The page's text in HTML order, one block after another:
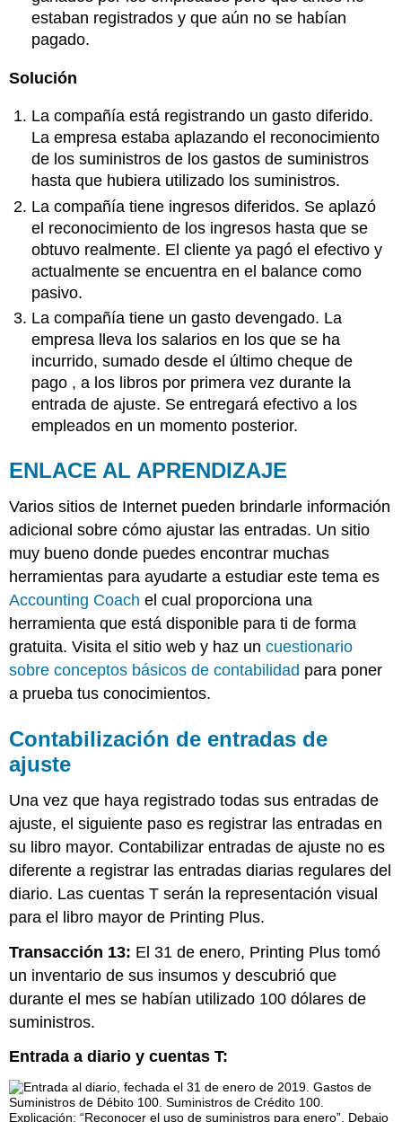
estaban registrados y que aún no se habían
pagado.
Solución
La compañía está registrando un gasto diferido.
La empresa estaba aplazando el reconocimiento
de los suministros de los gastos de suministros
hasta que hubiera utilizado los suministros.
La compañía tiene ingresos diferidos. Se aplazó
el reconocimiento de los ingresos hasta que se
obtuvo realmente. El cliente ya pagó el efectivo y
actualmente se encuentra en el balance como
pasivo.
La compañía tiene un gasto devengado. La
empresa lleva los salarios en los que se ha
incurrido, sumado desde el último cheque de
pago , a los libros por primera vez durante la
entrada de ajuste. Se entregará efectivo a los
empleados en un momento posterior.
ENLACE AL APRENDIZAJE
Varios sitios de Internet pueden brindarle información
adicional sobre cómo ajustar las entradas. Un sitio
muy bueno donde puedes encontrar muchas
herramientas para ayudarte a estudiar este tema es
Accounting Coach el cual proporciona una
herramienta que está disponible para ti de forma
gratuita. Visita el sitio web y haz uncuestionario
sobre conceptos básicos de contabilidad para poner
a prueba tus conocimientos.
Contabilización de entradas de
ajuste
Una vez que haya registrado todas sus entradas de
ajuste, el siguiente paso es registrar las entradas en
su libro mayor. Contabilizar entradas de ajuste no es
diferente a registrar las entradas diarias regulares del
diario. Las cuentas T serán la representación visual
para el libro mayor de Printing Plus.
Transacción 13: El 31 de enero, Printing Plus tomó
un inventario de sus insumos y descubrió que
durante el mes se habían utilizado 100 dólares de
suministros.
Entrada a diario y cuentas T: